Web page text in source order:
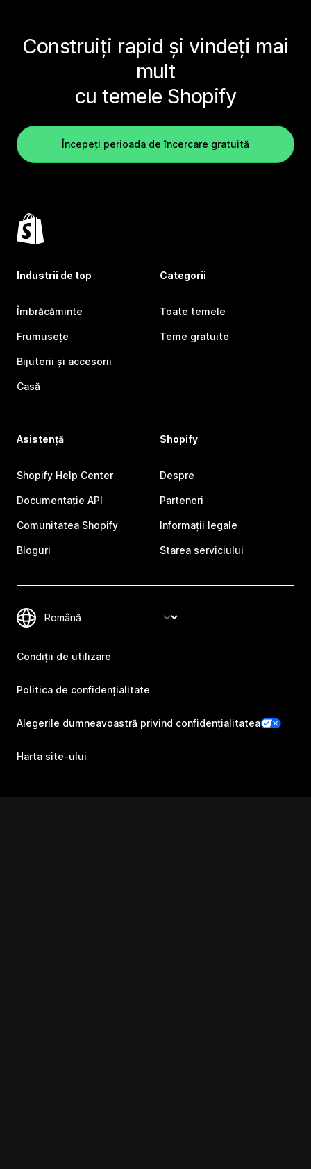
Construiți rapid și vindeți mai
mult
cu temele Shopify
Începeți perioada de încercare gratuită
Industrii de top
Îmbrăcăminte
Frumusețe
Bijuterii și accesorii
Casă
Categorii
Toate temele
Teme gratuite
Asistență
Shopify Help Center
Documentație API
Comunitatea Shopify
Bloguri
Shopify
Despre
Parteneri
Informații legale
Starea serviciului
Condiții de utilizare
Politica de confidențialitate
Alegerile dumneavoastră privind confidențialitatea
Harta site-ului